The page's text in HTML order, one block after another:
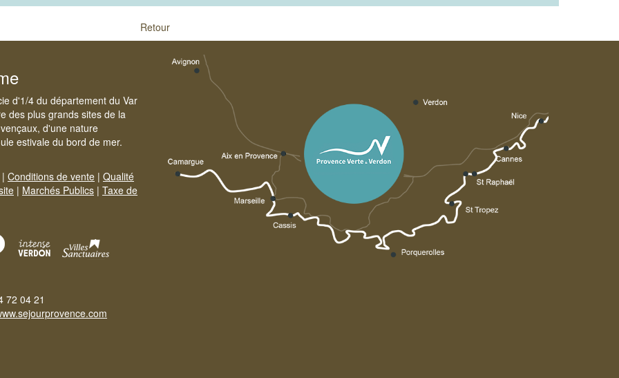
Retour
d'1/4 du département du Var
des plus grands sites de la
d'une nature
estivale du bord de mer.
| Conditions de vente | Qualité
| Marchés Publics | Taxe de
72 04 21